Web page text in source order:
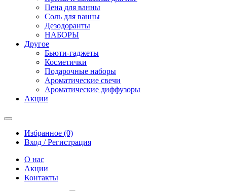
Пена для ванны
Соль для ванны
Дезодоранты
НАБОРЫ
Другое
Бьюти-гаджеты
Косметички
Подарочные наборы
Ароматические свечи
Ароматические диффузоры
Акции
Избранное (0)
Вход / Регистрация
О нас
Акции
Контакты